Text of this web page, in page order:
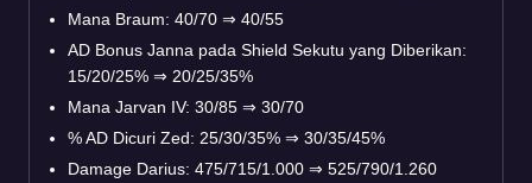
Mana Braum: 40/70 ⇒ 40/55
AD Bonus Janna pada Shield Sekutu yang Diberikan:
15/20/25% ⇒ 20/25/35%
Mana Jarvan IV: 30/85 ⇒ 30/70
% AD Dicuri Zed: 25/30/35% ⇒ 30/35/45%
Damage Darius: 475/715/1.000 ⇒ 525/790/1.260